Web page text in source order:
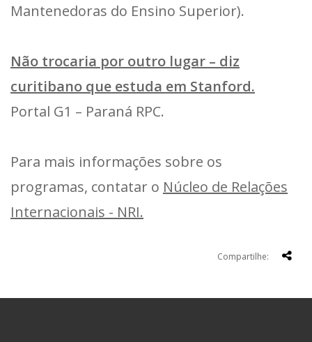
Mantenedoras do Ensino Superior).
Não trocaria por outro lugar – diz
curitibano que estuda em Stanford.
Portal G1 – Paraná RPC.
Para mais informações sobre os
programas, contatar o Núcleo de Relações
Internacionais - NRI.
Compartilhe: